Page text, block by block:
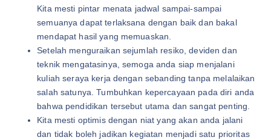
Kita mesti pintar menata jadwal sampai-sampai
semuanya dapat terlaksana dengan baik dan bakal
mendapat hasil yang memuaskan.
Setelah menguraikan sejumlah resiko, deviden dan
teknik mengatasinya, semoga anda siap menjalani
kuliah seraya kerja dengan sebanding tanpa melalaikan
salah satunya. Tumbuhkan kepercayaan pada diri anda
bahwa pendidikan tersebut utama dan sangat penting.
Kita mesti optimis dengan niat yang akan anda jalani
dan tidak boleh jadikan kegiatan menjadi satu prioritas